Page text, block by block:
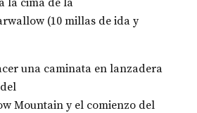
la cima de la
(10 millas de ida y
una caminata en lanzadera
Mountain y el comienzo del